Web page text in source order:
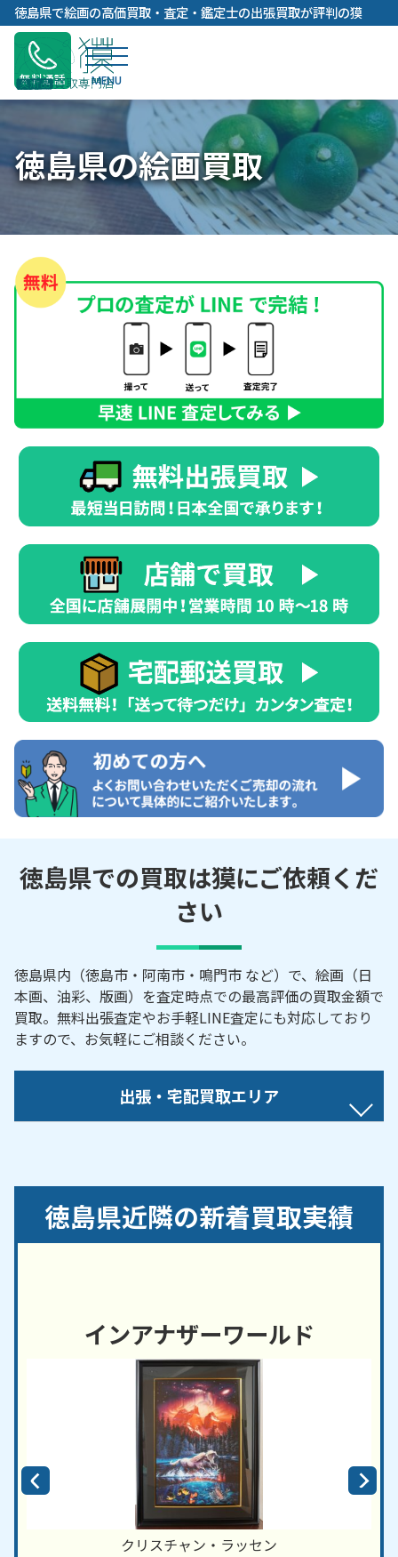
内
容
キ
ッ
プ
徳島県で絵画の高価買取・査定・鑑定士の出張買取が評判の獏
無料通話
徳島県の絵画買取
徳島県での買取は獏にご依頼くだ
さい
徳島県内（徳島市・阿南市・鳴門市 など）で、絵画（日
本画、油彩、版画）を査定時点での最高評価の買取金額で
買取。無料出張査定やお手軽LINE査定にも対応しており
ますので、お気軽にご相談ください。
出張・宅配買取エリア
門市／東みよし町／松茂町／美波町／美馬市／三好
市／牟岐町／吉野川市
徳島県近隣の新着買取実績
インアナザーワールド
クリスチャン・ラッセン